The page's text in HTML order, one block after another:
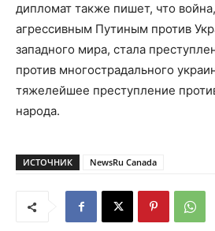
дипломат также пишет, что
агрессивным Путиным против
западного мира, стала
против многострадального
тяжелейшее преступление
народа.
ИСТОЧНИК NewsRu Canada